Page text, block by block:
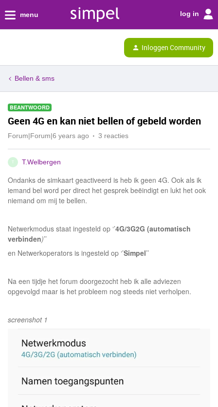
menu log in
Inloggen Community
Bellen & sms
BEANTWOORD
Geen 4G en kan niet bellen of gebeld worden
Forum|Forum|6 years ago 3 reacties
T T.Welbergen
Ondanks de simkaart geactiveerd is heb ik geen 4G. Ook als ik
iemand bel word per direct het gesprek beëindigt en lukt het ook
niemand om mij te bellen.
Netwerkmodus staat ingesteld op ‘’4G/3G2G (automatisch
verbinden)’’
en Netwerkoperators is ingesteld op ‘’Simpel’’
Na een tijdje het forum doorgezocht heb ik alle adviezen
opgevolgd maar is het probleem nog steeds niet verholpen.
screenshot 1